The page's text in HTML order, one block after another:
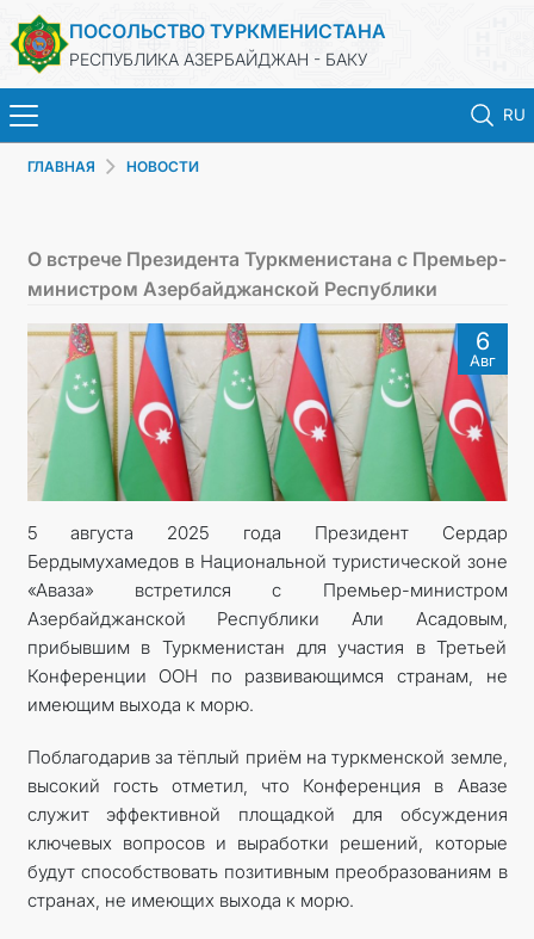
ПОСОЛЬСТВО ТУРКМЕНИСТАНА
РЕСПУБЛИКА АЗЕРБАЙДЖАН - БАКУ
RU
ТУРКМЕНИСТАН
КОНСУЛЬСКИЕ УСЛУГИ
МИД
КОНТАКТНЫЕ ДАННЫЕ
ГЛАВНАЯ НОВОСТИ
О встрече Президента Туркменистана с Премьер-
министром Азербайджанской Республики
6
Авг
5 августа 2025 года Президент Сердар
Бердымухамедов в Национальной туристической зоне
«Аваза» встретился с Премьер-министром
Азербайджанской Республики Али Асадовым,
прибывшим в Туркменистан для участия в Третьей
Конференции ООН по развивающимся странам, не
имеющим выхода к морю.
Поблагодарив за тёплый приём на туркменской земле,
высокий гость отметил, что Конференция в Авазе
служит эффективной площадкой для обсуждения
ключевых вопросов и выработки решений, которые
будут способствовать позитивным преобразованиям в
странах, не имеющих выхода к морю.